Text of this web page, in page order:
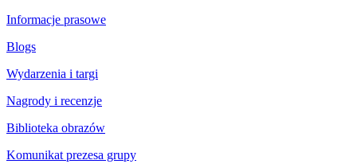
Informacje prasowe
Blogs
Wydarzenia i targi
Nagrody i recenzje
Biblioteka obrazów
Komunikat prezesa grupy